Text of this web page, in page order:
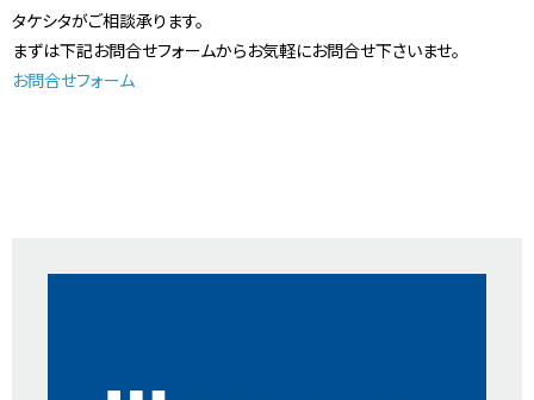
タケシタがご相談承ります。
まずは下記お問合せフォームからお気軽にお問合せ下さいませ。
お問合せフォーム